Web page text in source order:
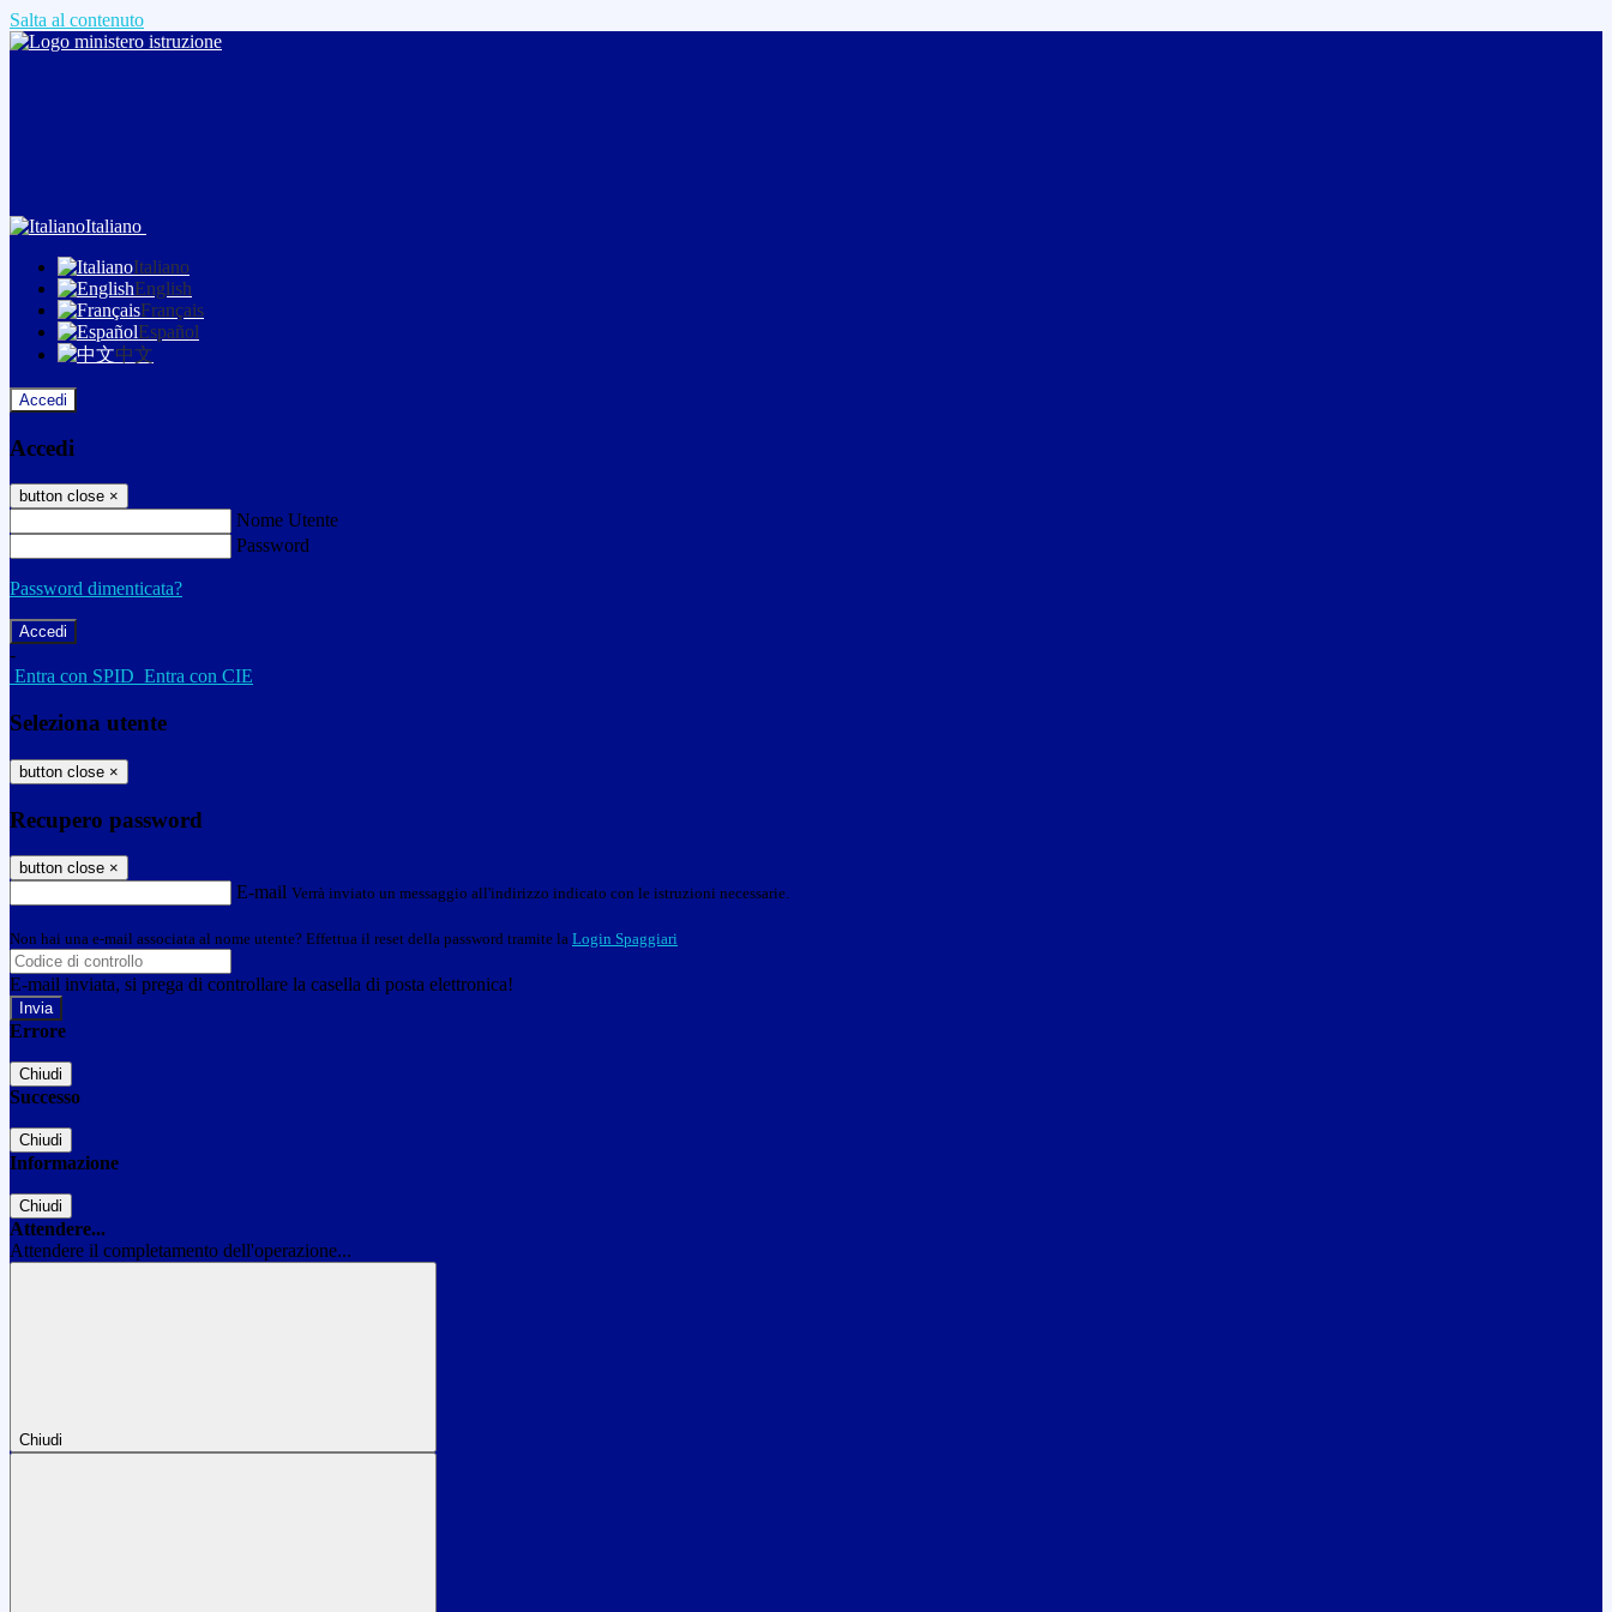
Salta al contenuto
Italiano
Italiano
English
Français
Español
中文
Accedi
Accedi
button close ×
Nome Utente
Password
Password dimenticata?
-
Entra con SPID Entra con CIE
Seleziona utente
button close ×
Recupero password
button close ×
E-mail Verrà inviato un messaggio all'indirizzo indicato con le istruzioni necessarie.
Non hai una e-mail associata al nome utente? Effettua il reset della password tramite la Login Spaggiari
E-mail inviata, si prega di controllare la casella di posta elettronica!
Errore
Chiudi
Successo
Chiudi
Informazione
Chiudi
Attendere...
Attendere il completamento dell'operazione...
Chiudi